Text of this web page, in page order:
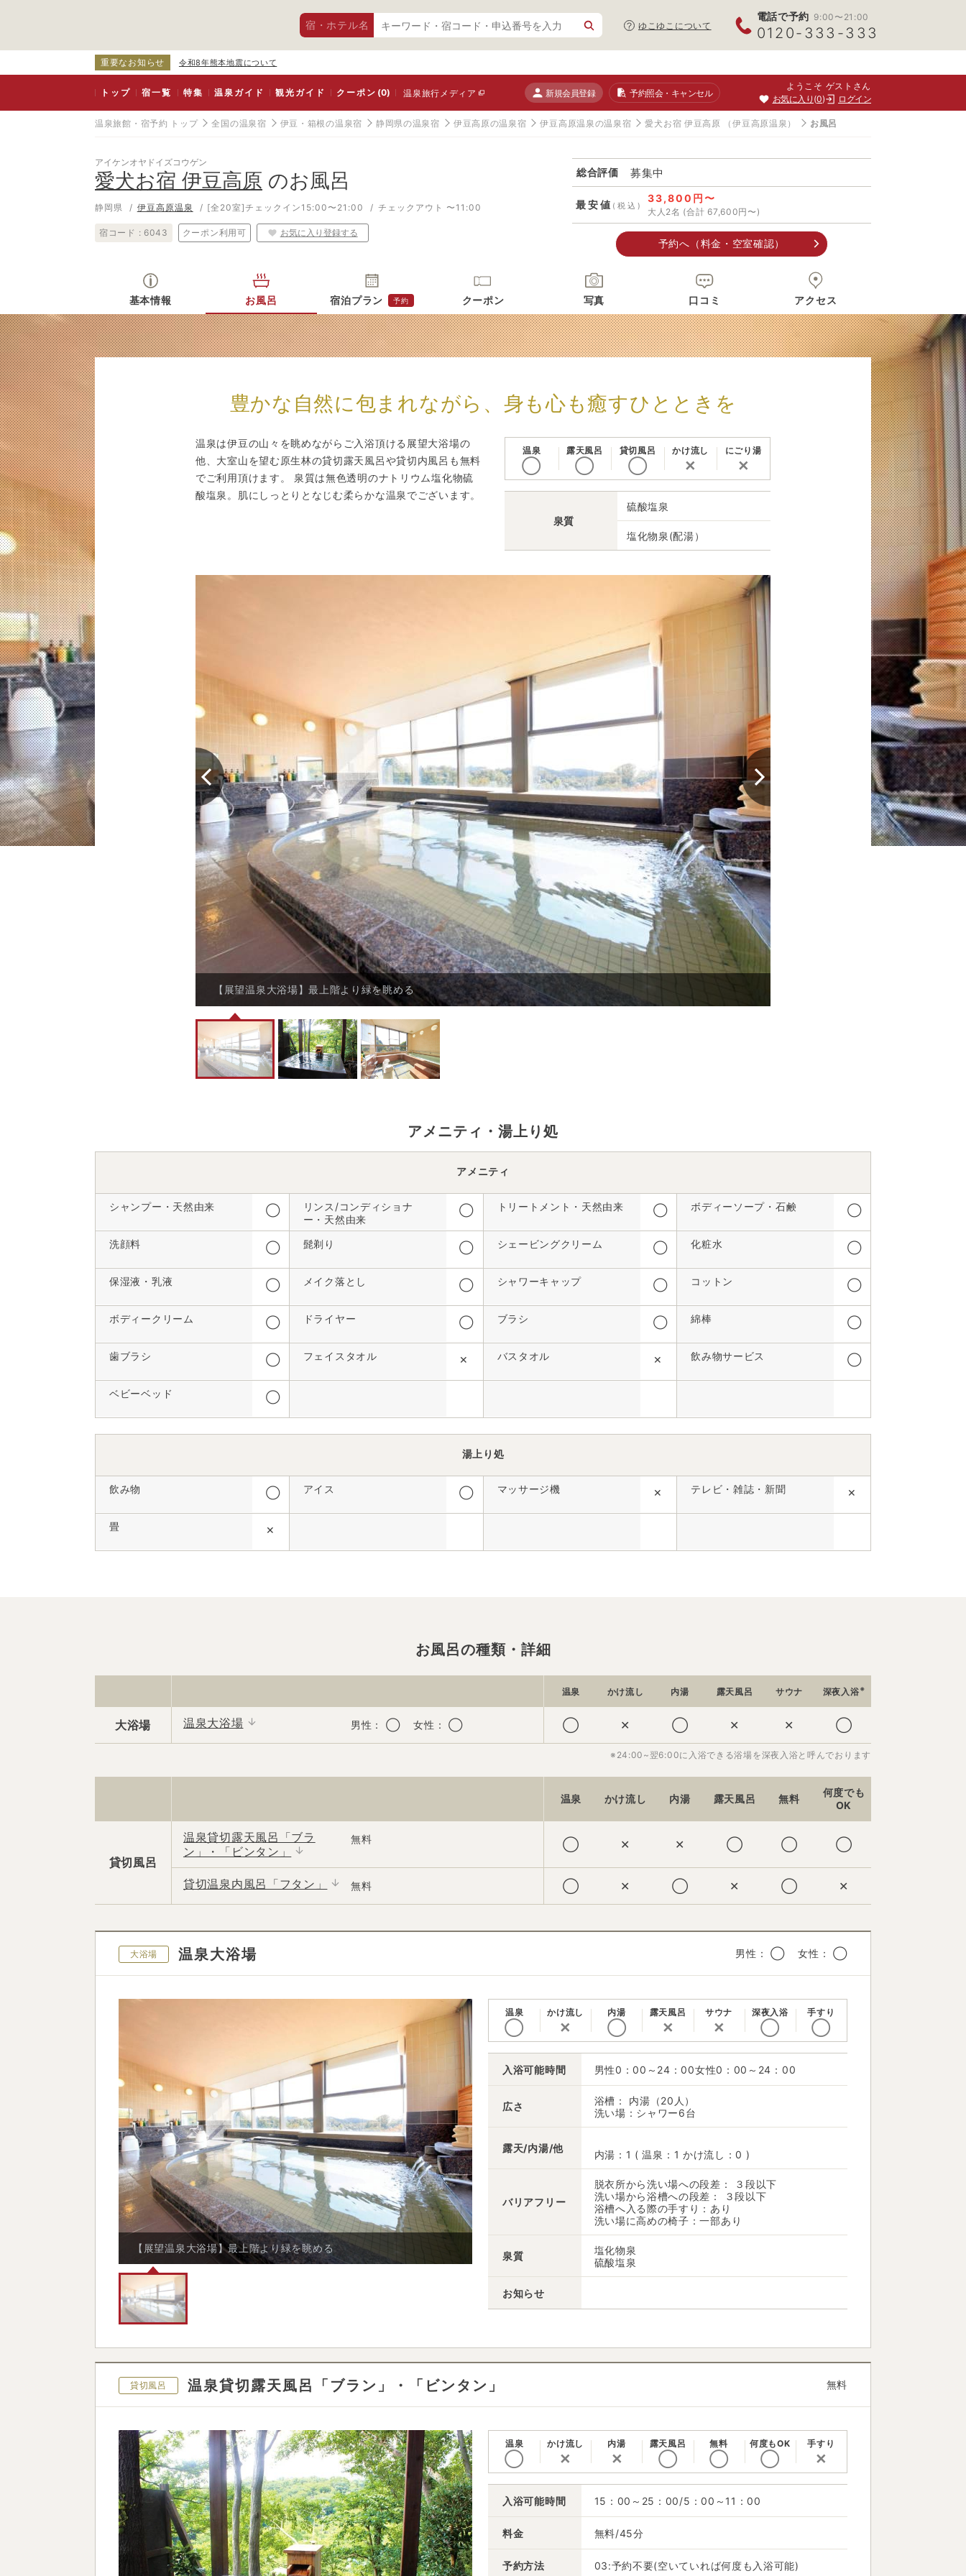
宿・ホテル名 ゆこゆこについて
電話で予約 9:00〜21:00
0120-333-333
重要なお知らせ 令和8年熊本地震について
トップ 宿一覧 特集 温泉ガイド 観光ガイド クーポン(0) 温泉旅行メディア 新規会員登録 予約照会・キャンセル
ようこそ ゲストさん
お気に入り 0 ログイン
温泉旅館・宿予約 トップ 全国の温泉宿 伊豆・箱根の温泉宿 静岡県の温泉宿 伊豆高原の温泉宿 伊豆高原温泉の温泉宿 愛犬お宿 伊豆高原 （伊豆高原温泉） お風呂
アイケンオヤドイズコウゲン
愛犬お宿 伊豆高原 のお風呂
静岡県 伊豆高原温泉 [全20室]チェックイン15:00〜21:00 チェックアウト 〜11:00
宿コード : 6043 クーポン利用可 お気に入り登録する
総合評価 募集中
最安値 (税込)
33,800円〜
大人2名 (合計 67,600円〜)
予約へ（料金・空室確認）
基本情報 お風呂 宿泊プラン 予約 クーポン 写真 口コミ アクセス
豊かな自然に包まれながら、身も心も癒すひとときを
【展望温泉大浴場】最上階より緑を眺める
温泉は伊豆の山々を眺めながらご入浴頂ける展望大浴場の
他、大室山を望む原生林の貸切露天風呂や貸切内風呂も無料
でご利用頂けます。 泉質は無色透明のナトリウム塩化物硫
酸塩泉。肌にしっとりとなじむ柔らかな温泉でございます。
温泉
◯
露天風呂
◯
貸切風呂
◯
かけ流し
✕
にごり湯
✕
泉質
硫酸塩泉
塩化物泉(配湯）
アメニティ・湯上り処
アメニティ
シャンプー・天然由来 ◯
リンス/コンディショナ
ー・天然由来
◯ トリートメント・天然由来 ◯ ボディーソープ・石鹸 ◯
洗顔料 ◯ 髭剃り ◯ シェービングクリーム ◯ 化粧水 ◯
保湿液・乳液 ◯ メイク落とし ◯ シャワーキャップ ◯ コットン ◯
ボディークリーム ◯ ドライヤー ◯ ブラシ ◯ 綿棒 ◯
歯ブラシ ◯ フェイスタオル ✕ バスタオル ✕ 飲み物サービス ◯
ベビーベッド ◯
湯上り処
飲み物 ◯ アイス ◯ マッサージ機 ✕ テレビ・雑誌・新聞 ✕
畳 ✕
お風呂の種類・詳細
温泉 かけ流し 内湯 露天風呂 サウナ 深夜入浴※
大浴場 温泉大浴場 男性： ◯ 女性： ◯ ◯ ✕ ◯ ✕ ✕ ◯
※24:00~翌6:00に入浴できる浴場を深夜入浴と呼んでおります
温泉 かけ流し 内湯 露天風呂 無料
何度でも
OK
貸切風呂
温泉貸切露天風呂「ブラ
ン」・「ビンタン」
無料 ◯ ✕ ✕ ◯ ◯ ◯
貸切温泉内風呂「フタン」 無料 ◯ ✕ ◯ ✕ ◯ ✕
大浴場 温泉大浴場 男性： ◯ 女性： ◯
【展望温泉大浴場】最上階より緑を眺める
温泉
◯
かけ流し
✕
内湯
◯
露天風呂
✕
サウナ
✕
深夜入浴
◯
手すり
◯
入浴可能時間 男性0：00～24：00女性0：00～24：00
広さ
浴槽： 内湯（20人）
洗い場：シャワー6台
露天/内湯/他
内湯：1 ( 温泉：1 かけ流し：0 )
バリアフリー
脱衣所から洗い場への段差： ３段以下
洗い場から浴槽への段差： ３段以下
浴槽へ入る際の手すり：あり
洗い場に高めの椅子：一部あり
泉質
塩化物泉
硫酸塩泉
お知らせ
貸切風呂 温泉貸切露天風呂「ブラン」・「ビンタン」 無料
温泉
◯
かけ流し
✕
内湯
✕
露天風呂
◯
無料
◯
何度もOK
◯
手すり
✕
入浴可能時間 15：00～25：00/5：00～11：00
料金 無料/45分
予約方法 03:予約不要(空いていれば何度も入浴可能)